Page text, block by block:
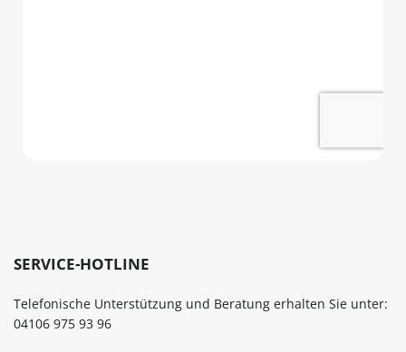
SERVICE-HOTLINE
Telefonische Unterstützung und Beratung erhalten Sie unter:
04106 975 93 96